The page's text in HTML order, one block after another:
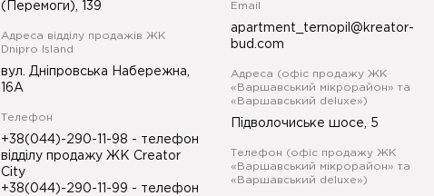
(Перемоги), 139
Адреса відділу продажів ЖК
Dnipro Island
вул. Дніпровська Набережна,
16А
Телефон
+38(044)-290-11-98 - телефон
відділу продажу ЖК Creator
City
+38(044)-290-11-99 - телефон
Email
apartment_ternopil@kreator-
bud.com
Адреса (офіс продажу ЖК
«Варшавський мікрорайон» та
«Варшавський deluxe»)
Підволочиське шосе, 5
Телефон (офіс продажу ЖК
«Варшавський мікрорайон» та
«Варшавський deluxe»)